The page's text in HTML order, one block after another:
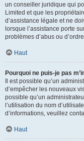
un conseiller juridique qui
Limited et que les
d’assistance légale et ne
lorsque l’assistance porte
problèmes d’abus ou
Haut
Pourquoi ne puis-je pas
Il est possible qu’un
d’empêcher les nouveaux
possible qu’un
l’utilisation du nom
d’informations, veuillez
Haut